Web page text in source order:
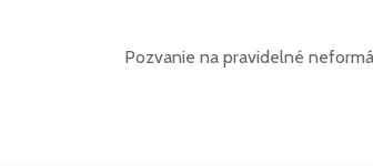
Pozvanie na pravidelné